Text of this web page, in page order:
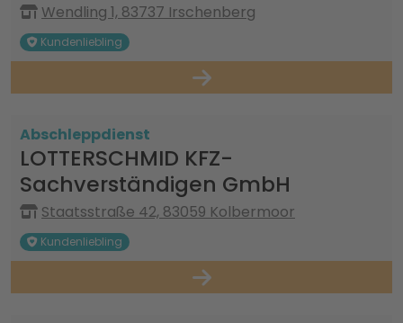
Wendling 1, 83737 Irschenberg
Kundenliebling
Abschleppdienst
LOTTERSCHMID KFZ-
Sachverständigen GmbH
Staatsstraße 42, 83059 Kolbermoor
Kundenliebling